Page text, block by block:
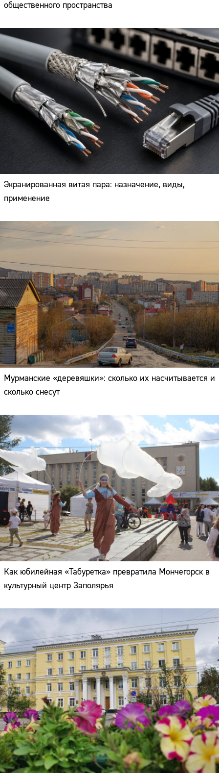
общественного пространства
Экранированная витая пара: назначение, виды,
применение
Мурманские «деревяшки»: сколько их насчитывается и
сколько снесут
Как юбилейная «Табуретка» превратила Мончегорск в
культурный центр Заполярья